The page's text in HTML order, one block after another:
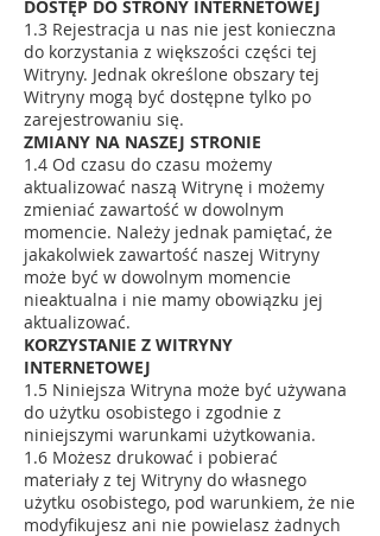
DOSTĘP DO STRONY INTERNETOWEJ
1.3 Rejestracja u nas nie jest konieczna
do korzystania z większości części tej
Witryny. Jednak określone obszary tej
Witryny mogą być dostępne tylko po
zarejestrowaniu się.
ZMIANY NA NASZEJ STRONIE
1.4 Od czasu do czasu możemy
aktualizować naszą Witrynę i możemy
zmieniać zawartość w dowolnym
momencie. Należy jednak pamiętać, że
jakakolwiek zawartość naszej Witryny
może być w dowolnym momencie
nieaktualna i nie mamy obowiązku jej
aktualizować.
KORZYSTANIE Z WITRYNY
INTERNETOWEJ
1.5 Niniejsza Witryna może być używana
do użytku osobistego i zgodnie z
niniejszymi warunkami użytkowania.
1.6 Możesz drukować i pobierać
materiały z tej Witryny do własnego
użytku osobistego, pod warunkiem, że nie
modyfikujesz ani nie powielasz żadnych